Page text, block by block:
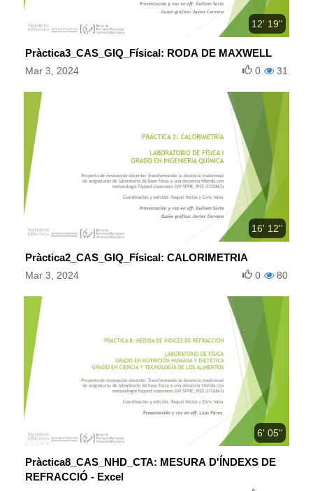
12' 19''
Pràctica3_CAS_GIQ_FísicaI: RODA DE MAXWELL
Mar 3, 2024 31
0
16' 12''
Pràctica2_CAS_GIQ_FísicaI: CALORIMETRIA
Mar 3, 2024 80
0
6' 05''
Pràctica8_CAS_NHD_CTA: MESURA D'ÍNDEXS DE
REFRACCIÓ - Excel